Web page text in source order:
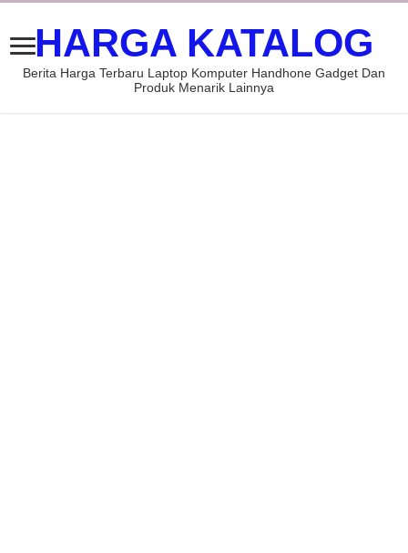
HARGA KATALOG
Berita Harga Terbaru Laptop Komputer Handhone Gadget Dan
Produk Menarik Lainnya